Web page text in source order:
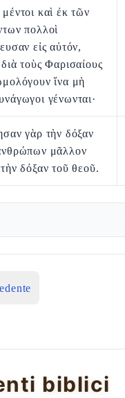
καὶ ἐκ τῶν
πολλοὶ
εἰς αὐτόν,
τοὺς Φαρισαίους
ἵνα μὴ
γένωνται·
γὰρ τὴν δόξαν
μᾶλλον
δόξαν τοῦ θεοῦ.
biblici